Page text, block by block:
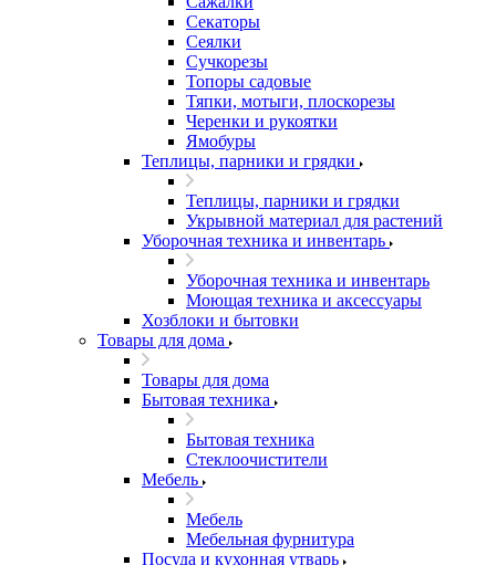
Секаторы
Сеялки
Сучкорезы
Топоры садовые
Тяпки, мотыги, плоскорезы
Черенки и рукоятки
Ямобуры
Теплицы, парники и грядки
Теплицы, парники и грядки
Укрывной материал для растений
Уборочная техника и инвентарь
Уборочная техника и инвентарь
Моющая техника и аксессуары
Хозблоки и бытовки
Товары для дома
Товары для дома
Бытовая техника
Бытовая техника
Стеклоочистители
Мебель
Мебель
Мебельная фурнитура
Посуда и кухонная утварь